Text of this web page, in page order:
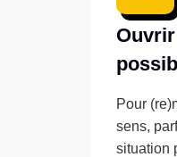
Pour
sens,
situation